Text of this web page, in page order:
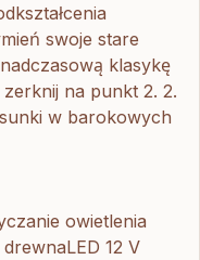
swoje stare
klasykę
na punkt 2. 2.
w barokowych
owietlenia
12 V